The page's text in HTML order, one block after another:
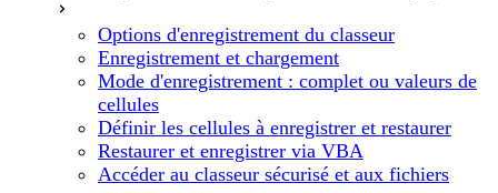
Options d'enregistrement du classeur
Enregistrement et chargement
Mode d'enregistrement : complet ou valeurs de
cellules
Définir les cellules à enregistrer et restaurer
Restaurer et enregistrer via VBA
Accéder au classeur sécurisé et aux fichiers